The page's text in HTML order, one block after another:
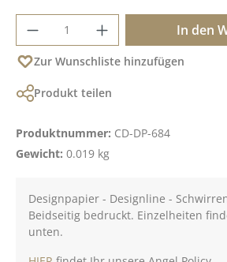
Produkt Anzahl: GibIn den
Zur Wunschliste hinzufügen
Produkt teilen
Produktnummer: CD-DP-684
Gewicht: 0.019 kg
Designpapier - Designline -
Beidseitig bedruckt. Einzelheiten
unten.